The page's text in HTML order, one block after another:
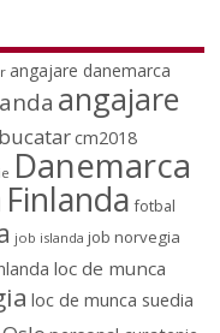
angajare danemarca
angajare
bucatarcm2018
Danemarca
Finlanda fotbal
job islanda job norvegia
loc de munca
loc de munca suedia